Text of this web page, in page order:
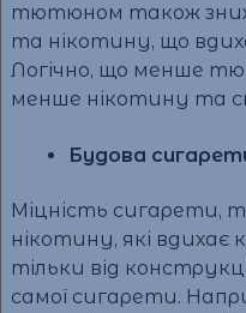
тютюном також
та нікотину, що
Логічно, що менше
менше нікотину та
Будова
Міцність сигарети,
нікотину, які
тільки від
самої сигарети.